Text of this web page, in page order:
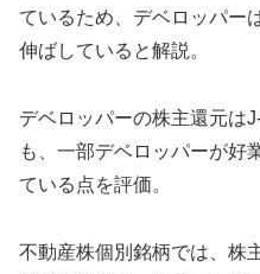
ているため、デベロッパー
伸ばしていると解説。
デベロッパーの株主還元は
も、一部デベロッパーが好
ている点を評価。
不動産株個別銘柄では、株